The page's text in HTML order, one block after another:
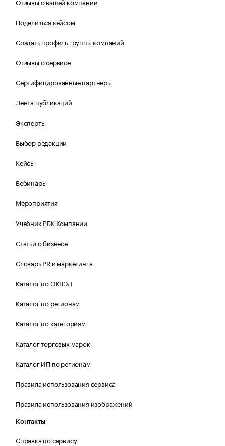
Поделиться кейсом
Создать профиль группы компаний
Отзывы о сервисе
Сертифицированные партнеры
Лента публикаций
Эксперты
Выбор редакции
Кейсы
Вебинары
Мероприятия
Учебник РБК Компании
Статьи о бизнесе
Словарь PR и маркетинга
Каталог по ОКВЭД
Каталог по регионам
Каталог по категориям
Каталог торговых марок
Каталог ИП по регионам
Правила использования сервиса
Правила использования изображений
Контакты
Справка по сервису